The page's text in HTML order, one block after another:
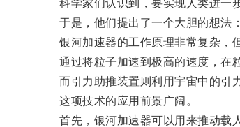
科学家们认识到，要实现人类进一步
于是，他们提出了一个大胆的想法：
银河加速器的工作原理非常复杂，但
通过将粒子加速到极高的速度，在粒
而引力助推装置则利用宇宙中的引力
这项技术的应用前景广阔。
首先，银河加速器可以用来推动载人